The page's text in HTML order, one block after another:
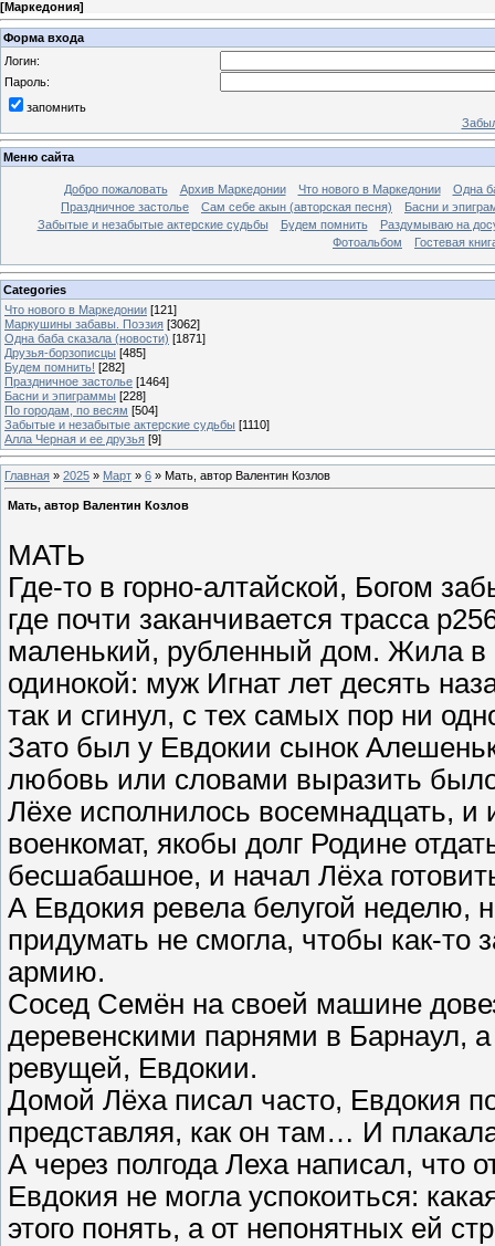
[Маркедония]
Форма входа
Логин:
Пароль:
запомнить
Меню сайта
Добро пожаловать Архив Маркедонии Что нового в Маркедонии
Одна
Праздничное застолье
Сам себе акын (авторская песня)
Басни и
Забытые и незабытые актерские судьбы
Будем помнить
Раздумываю на
Фотоальбом
Гостевая
Categories
Что нового в Маркедонии [121]
Маркушины забавы. Поэзия [3062]
Одна баба сказала (новости) [1871]
Друзья-борзописцы [485]
Будем помнить! [282]
Праздничное застолье [1464]
Басни и эпиграммы [228]
По городам, по весям [504]
Забытые и незабытые актерские судьбы [1110]
Алла Черная и ее друзья [9]
Главная » 2025 » Март » 6 » Мать, автор Валентин Козлов
Мать, автор Валентин Козлов
МАТЬ
Где-то в горно-алтайской, Богом
где почти заканчивается трасса
маленький, рубленный дом. Жила
одинокой: муж Игнат лет десять
так и сгинул, с тех самых пор ни
Зато был у Евдокии сынок
любовь или словами выразить
Лёхе исполнилось восемнадцать, и
военкомат, якобы долг Родине
бесшабашное, и начал Лёха
А Евдокия ревела белугой неделю,
придумать не смогла, чтобы как-то
армию.
Сосед Семён на своей машине
деревенскими парнями в Барнаул,
ревущей, Евдокии.
Домой Лёха писал часто, Евдокия
представляя, как он там… И
А через полгода Леха написал,
Евдокия не могла успокоиться:
этого понять, а от непонятных ей